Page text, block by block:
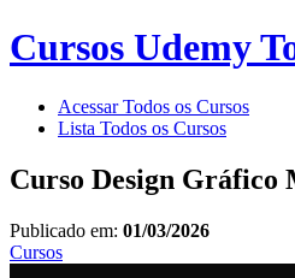
Cursos Udemy
Acessar Todos os Cursos
Lista Todos os Cursos
Curso Design Gráfico
Publicado em: 01/03/2026
Cursos